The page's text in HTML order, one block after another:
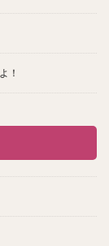
！